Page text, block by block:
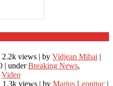
2.2k views | by Vidjean Mihai |
| underBreaking News,
Video
1.3k views | by Marius Leontiuc |